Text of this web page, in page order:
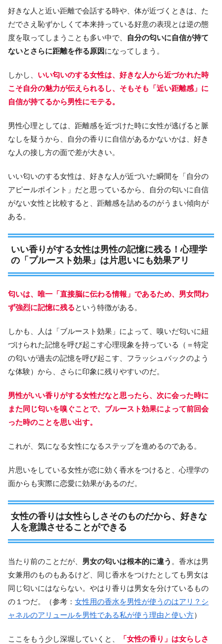
好きな人と近い距離で会話する時や、体が近づくときは、た
だでさえ恥ずかしくて本来持っている好意の表現とは逆の態
度を取ってしまうことも多い中で、
自分の匂いに自信が持て
ないとさらに距離を作る原因になってしまう。
しかし、 いい匂いのする女性は、好きな人から近づかれた時
こそ自分の魅力が伝えられるし、そもそも「近い距離感」に
自信が持てるから男性にモテる。
男性心理としては、距離感を近づけた時に女性が逃げると脈
なしを疑うから、自分の香りに自信があるかないかは、好き
な人の接し方の面で差が大きい。
いい匂いのする女性は、好きな人が近づいた瞬間を「自分の
アピールポイント」だと思っているから、自分の匂いに自信
がない女性と比較すると、距離感を詰めるのがうまい傾向が
ある。
いい香りがする女性は男性の記憶に残る！心理学
の「プルースト効果」は片思いにも効果アリ
匂いは、唯一「直接脳に伝わる情報」であるため、男女問わ
ず強烈に記憶に残るという特徴がある。
しかも、人は「ブルースト効果」によって、嗅いだ匂いに紐
づけられた記憶を呼び起こす心理現象を持っている（＝特定
の匂いが過去の記憶を呼び起こす、フラッシュバックのよう
な体験）から、さらに印象に残りやすいのだ。
男性がいい香りがする女性だなと思ったら、次に会った時に
また同じ匂いを嗅ぐことで、ブルースト効果によって前回会
った時のことを思い出す。
これが、気になる女性になるステップを進めるのである。
片思いをしている女性が恋に効く香水をつけると、心理学の
面からも実際に恋愛に効果があるのだ。
女性の香りは女性らしさそのものだから、好きな
人を意識させることができる
当たり前のことだが、 男女の匂いは根本的に違う 。香水は男
女兼用のものもあるけど、同じ香水をつけたとしても男女は
同じ匂いにはならない。やはり香りは男女を分けているもの
の１つだ。（参考： 女性用の香水を男性が使うのはアリ？シ
ャネルのアリュールを男性である私が使う理由と使い方）
ここをもう少し深堀していくと、
「女性の香り」は女らしさ